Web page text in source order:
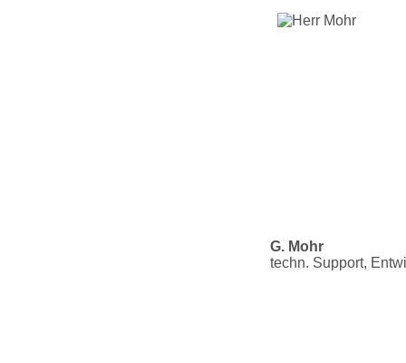
G. Mohr
techn. Support,